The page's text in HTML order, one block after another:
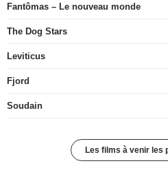
Fantômas – Le nouveau monde
The Dog Stars
Leviticus
Fjord
Soudain
Les films à venir les